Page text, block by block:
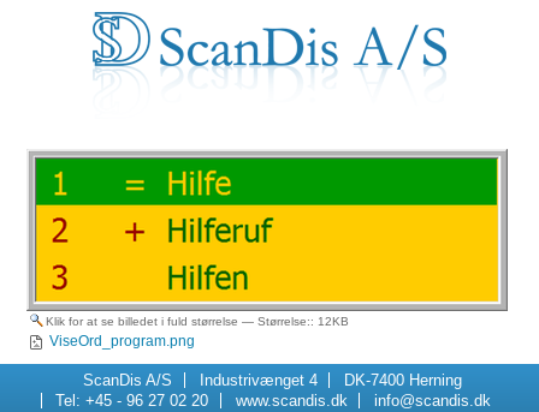
Klik for at se billedet i fuld størrelse —Størrelse:: 12KB
Navigation
ViseOrd_program.png
ScanDis A/S Industrivænget 4
DK-7400 Herning
Tel: +45 - 96 27 02 20
www.scandis.dk info@scandis.dk